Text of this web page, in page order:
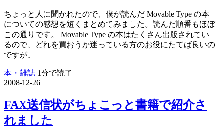
ちょっと人に聞かれたので、僕が読んだ Movable Type の本
についての感想を短くまとめてみました。読んだ順番もほぼ
この通りです。 Movable Type の本はたくさん出版されてい
るので、どれを買おうか迷っている方のお役にたてば良いの
ですが。...
本・雑誌 1分で読了
2008-12-26
FAX送信状がちょこっと書籍で紹介さ
れました